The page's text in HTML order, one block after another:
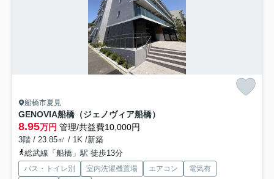
船橋市夏見
GENOVIA船橋（ジェノヴィア船橋）
8.95万円 管理/共益費10,000円
3階 / 23.85㎡ / 1K /新築
総武線「船橋」駅 徒歩13分
バス・トイレ別 室内洗濯機置場 エアコン
電気有